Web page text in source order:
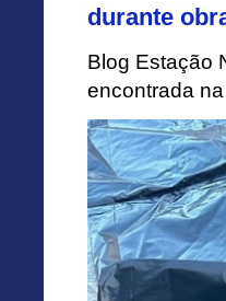
durante
Blog Estação
encontrada